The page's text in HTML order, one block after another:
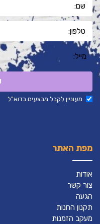
מעוניין לקבל מבצעים בדוא"ל
מפת האתר
אודות
צור קשר
הגעה
תקנון החנות
מעקב הזמנות